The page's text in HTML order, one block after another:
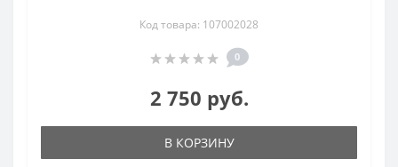
Код товара: 107002028
0
2 750 руб.
В КОРЗИНУ